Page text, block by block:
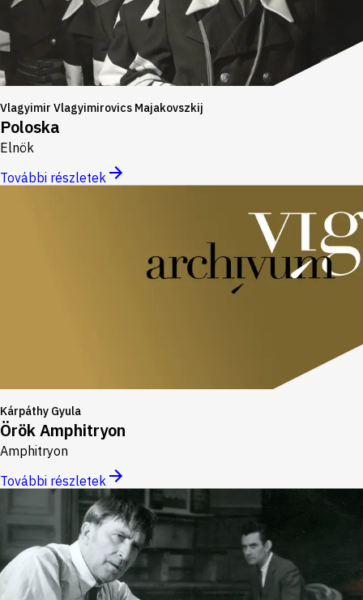
Vlagyimir Vlagyimirovics Majakovszkij
Poloska
Elnök
További részletek
Kárpáthy Gyula
Örök Amphitryon
Amphitryon
További részletek